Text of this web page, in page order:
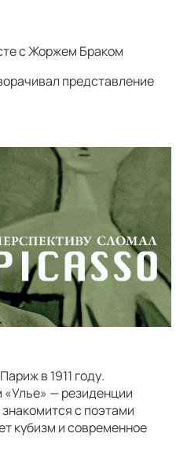
с Жоржем Браком
представление
в 1911 году.
— резиденции
с поэтами
кубизм и современное